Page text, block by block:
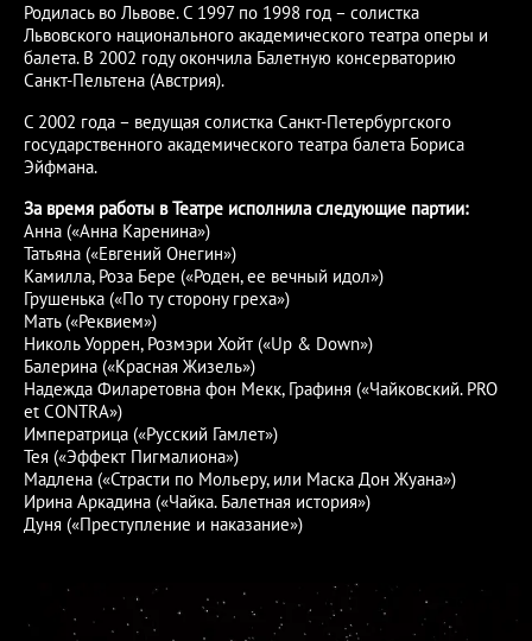
Родилась во Львове. С 1997 по 1998 год – солистка
Львовского национального академического театра оперы и
балета. В 2002 году окончила Балетную консерваторию
Санкт-Пельтена (Австрия).
С 2002 года – ведущая солистка Санкт-Петербургского
государственного академического театра балета Бориса
Эйфмана.
За время работы в Театре исполнила следующие партии:
Анна («Анна Каренина»)
Татьяна («Евгений Онегин»)
Камилла, Роза Бере («Роден, ее вечный идол»)
Грушенька («По ту сторону греха»)
Мать («Реквием»)
Николь Уоррен, Розмэри Хойт («Up & Down»)
Балерина («Красная Жизель»)
Надежда Филаретовна фон Мекк, Графиня («Чайковский. PRO
et CONTRA»)
Императрица («Русский Гамлет»)
Тея («Эффект Пигмалиона»)
Мадлена («Страсти по Мольеру, или Маска Дон Жуана»)
Ирина Аркадина («Чайка. Балетная история»)
Дуня («Преступление и наказание»)